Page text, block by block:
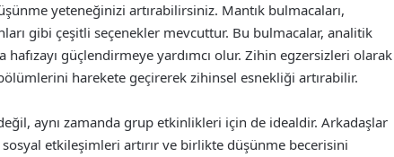
yeteneğinizi artırabilirsiniz. Mantık bulmacaları,
gibi çeşitli seçenekler mevcuttur. Bu bulmacalar, analitik
güçlendirmeye yardımcı olur. Zihin egzersizleri olarak
harekete geçirerek zihinsel esnekliği artırabilir.
aynı zamanda grup etkinlikleri için de idealdir. Arkadaşlar
etkileşimleri artırır ve birlikte düşünme becerisini